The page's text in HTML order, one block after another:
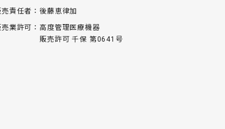
売責任者
後藤恵律加
売業許可
高度管理医療機器
販売許可 千保 第0641号